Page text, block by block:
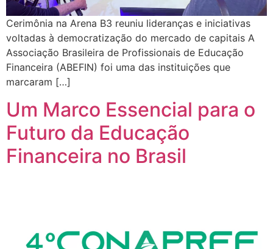
Cerimônia na Arena B3 reuniu lideranças e iniciativas
voltadas à democratização do mercado de capitais A
Associação Brasileira de Profissionais de Educação
Financeira (ABEFIN) foi uma das instituições que
marcaram […]
Um Marco Essencial para o
Futuro da Educação
Financeira no Brasil